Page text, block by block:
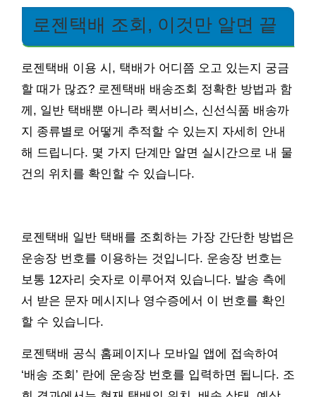
로젠택배 조회, 이것만 알면 끝
로젠택배 이용 시, 택배가 어디쯤 오고 있는지 궁금
할 때가 많죠? 로젠택배 배송조회 정확한 방법과 함
께, 일반 택배뿐 아니라 퀵서비스, 신선식품 배송까
지 종류별로 어떻게 추적할 수 있는지 자세히 안내
해 드립니다. 몇 가지 단계만 알면 실시간으로 내 물
건의 위치를 확인할 수 있습니다.
로젠택배 일반 택배를 조회하는 가장 간단한 방법은
운송장 번호를 이용하는 것입니다. 운송장 번호는
보통 12자리 숫자로 이루어져 있습니다. 발송 측에
서 받은 문자 메시지나 영수증에서 이 번호를 확인
할 수 있습니다.
로젠택배 공식 홈페이지나 모바일 앱에 접속하여
‘배송 조회’ 란에 운송장 번호를 입력하면 됩니다. 조